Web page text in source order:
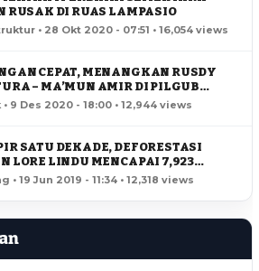
RUSAK DI RUAS LAMPASIO
• 28 Okt 2020 - 07:51 • 16,054 views
CEPAT, MENANGKAN RUSDY
– MA’MUN AMIR DI PILGUB
9 Des 2020 - 18:00 • 12,944 views
SATU DEKADE, DEFORESTASI
LORE LINDU MENCAPAI 7,923
• 19 Jun 2019 - 11:34 • 12,318 views